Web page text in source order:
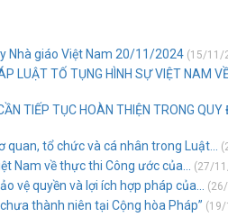
Nhà giáo Việt Nam 20/11/2024 (15/11/
LUẬT TỐ TỤNG HÌNH SỰ VIỆT NAM VỀ
TIẾP TỤC HOÀN THIỆN TRONG QUY
tổ chức và cá nhân trong Luật...
Nam về thực thi Công ước của... (27/
vệ quyền và lợi ích hợp pháp của...
thành niên tại Cộng hòa Pháp” (19/